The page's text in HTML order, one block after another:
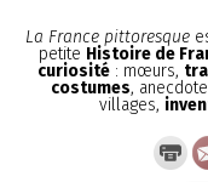
La France pittoresque
petite Histoire de
curiosité : mœurs,
costumes,
villages,